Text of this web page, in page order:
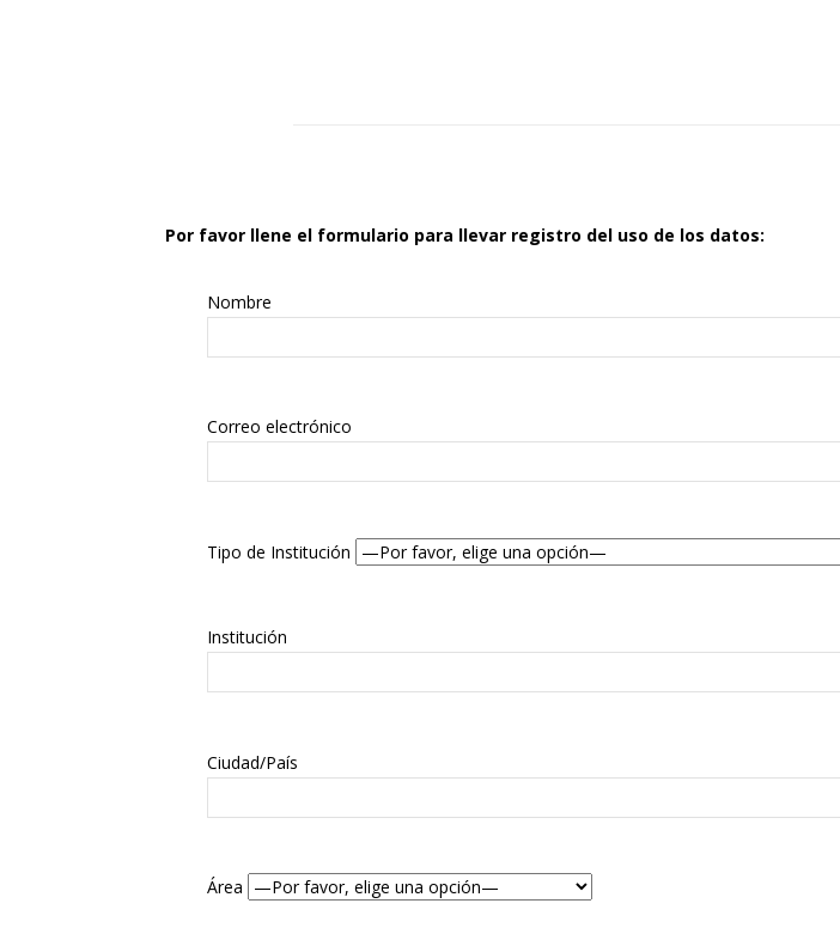
Por favor llene el formulario para llevar registro del uso de los datos:
Nombre
Correo electrónico
Tipo de Institución
Institución
Ciudad/País
Área